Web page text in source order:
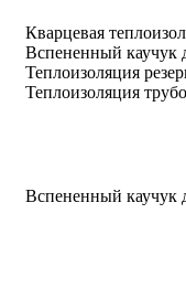
Кварцевая
Вспененный каучук
Теплоизоляция
Теплоизоляция
Вспененный каучук